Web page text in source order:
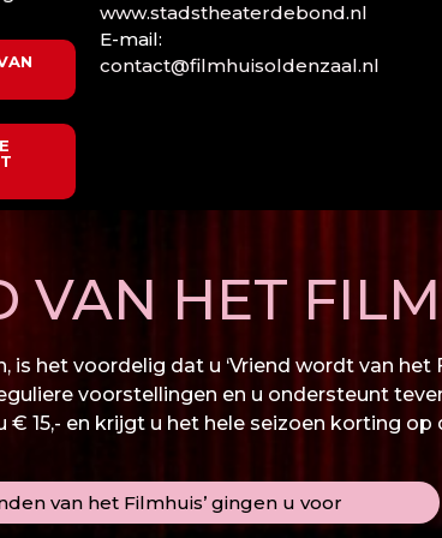
VAN HET
het voordelig dat u ‘Vriend wordt van het
voorstellingen en u ondersteunt
15,- en krijgt u het hele seizoen korting op
van het Filmhuis’ gingen u voor
www.stadstheaterdebond.nl
E-mail:
contact@filmhuisoldenzaal.nl